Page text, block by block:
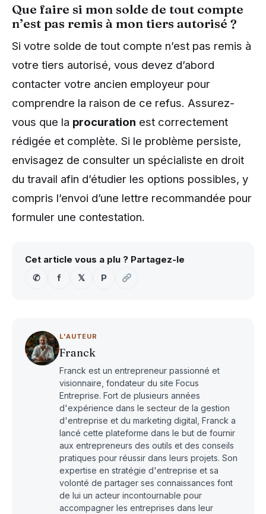
Que faire si mon solde de tout compte
n’est pas remis à mon tiers autorisé ?
Si votre solde de tout compte n’est pas remis à
votre tiers autorisé, vous devez d’abord
contacter votre ancien employeur pour
comprendre la raison de ce refus. Assurez-
vous que la procuration est correctement
rédigée et complète. Si le problème persiste,
envisagez de consulter un spécialiste en droit
du travail afin d’étudier les options possibles, y
compris l’envoi d’une lettre recommandée pour
formuler une contestation.
Cet article vous a plu ? Partagez-le
✆
f 𝕏 P
L'AUTEUR
Franck
Franck est un entrepreneur passionné et
visionnaire, fondateur du site Focus
Entreprise. Fort de plusieurs années
d'expérience dans le secteur de la gestion
d'entreprise et du marketing digital, Franck a
lancé cette plateforme dans le but de fournir
aux entrepreneurs des outils et des conseils
pratiques pour réussir dans leurs projets. Son
expertise en stratégie d'entreprise et sa
volonté de partager ses connaissances font
de lui un acteur incontournable pour
accompagner les entreprises dans leur